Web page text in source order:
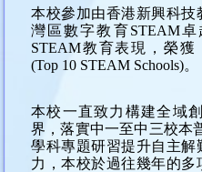
本校參加由香港新興科技
灣區數字教育STEAM
STEAM教育表現，榮獲
(Top 10 STEAM Schools)。
本校一直致力構建全域
界，落實中一至中三校本
學科專題研習提升自主解
力，本校於過往幾年的